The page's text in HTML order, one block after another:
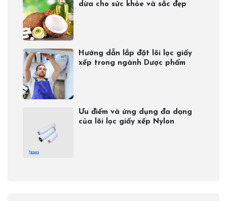
dừa cho sức khỏe và sắc đẹp
Hướng dẫn lắp đặt lõi lọc giấy
xếp trong ngành Dược phẩm
Ưu điểm và ứng dụng đa dạng
của lõi lọc giấy xếp Nylon